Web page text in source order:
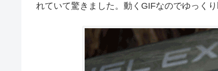
れていて驚きました。動くGIFなのでゆっく